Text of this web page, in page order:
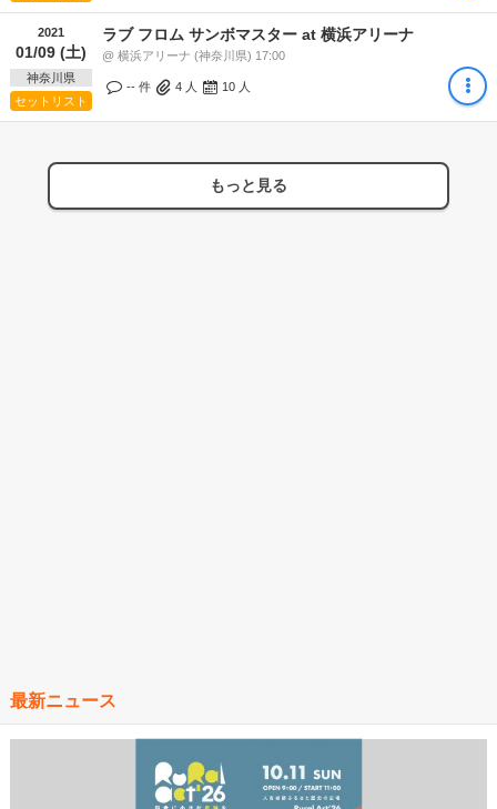
2021
01/09 (土)
神奈川県
セットリスト
ラブ フロム サンボマスター at 横浜アリーナ
@ 横浜アリーナ (神奈川県) 17:00
-- 件 4 人 10 人
もっと見る
最新ニュース